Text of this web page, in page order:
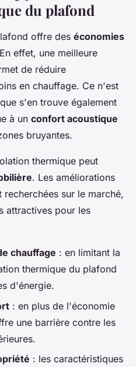
du plafond
offre des économies
effet, une meilleure
de réduire
en chauffage. Ce n'est
s'en trouve également
à un confort acoustique
bruyantes.
thermique peut
. Les améliorations
sur le marché,
attractives pour les
chauffage : en limitant la
thermique du plafond
d'énergie.
: en plus de l'économie
une barrière contre les
: les caractéristiques